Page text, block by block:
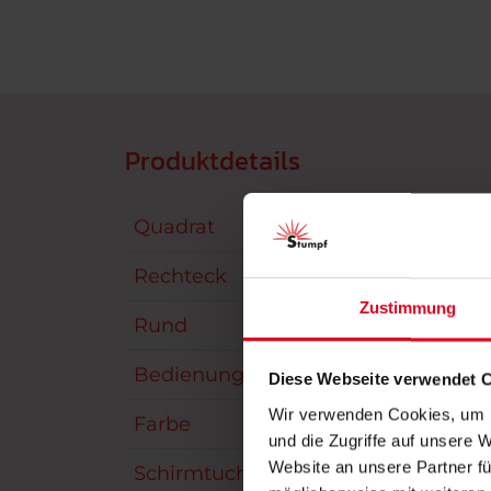
Zustimmung
Diese Webseite verwendet
Wir verwenden Cookies,
und die Zugriffe auf unsere
Website an unsere Partner
Produktdetails
Quadrat
Rechteck
Rund
Bedienung
Farbe
Schirmtuch über